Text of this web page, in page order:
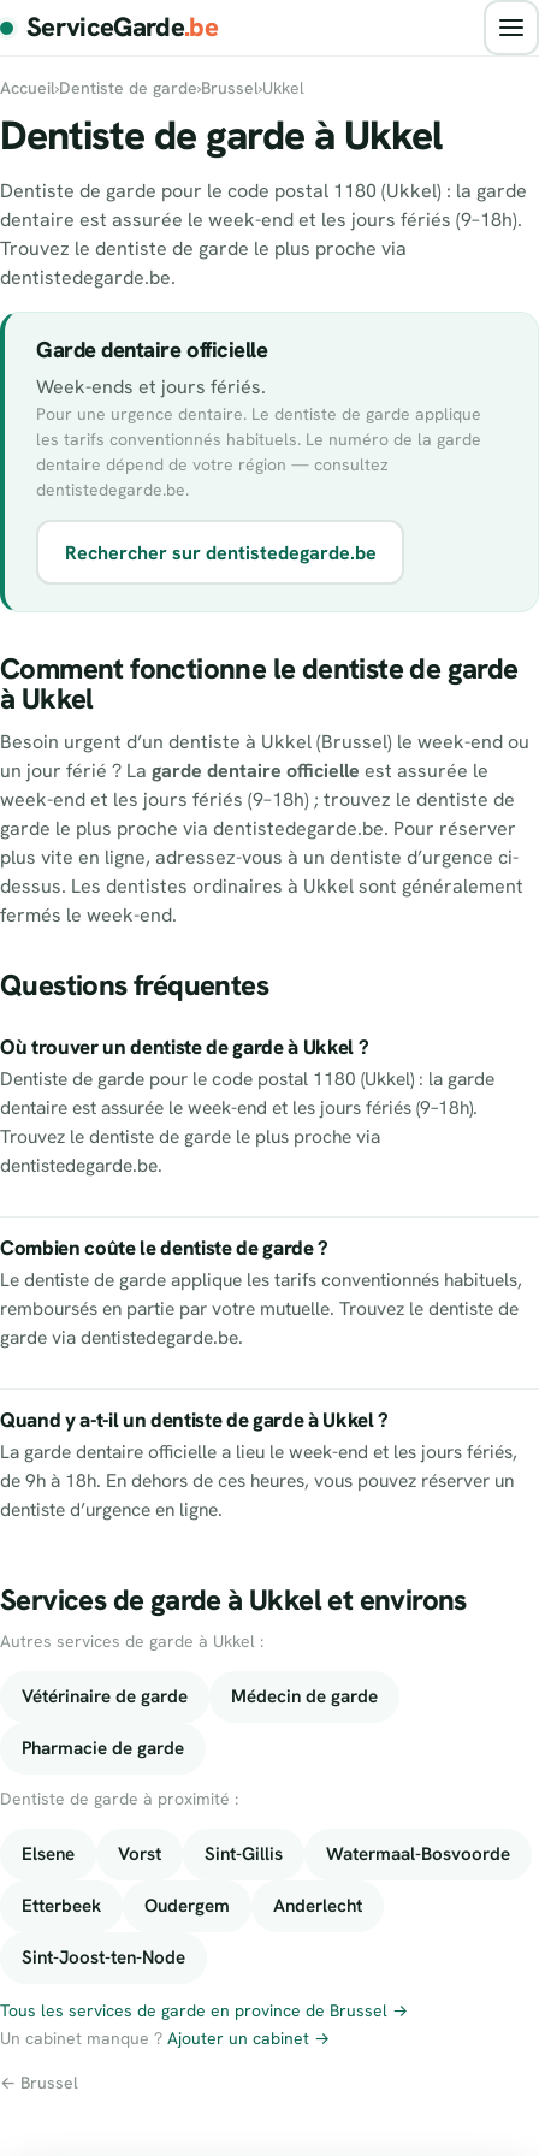
ServiceGarde.be
Accueil›Dentiste de garde›Brussel›Ukkel
Dentiste de garde à Ukkel
Dentiste de garde pour le code postal 1180 (Ukkel) : la garde
dentaire est assurée le week-end et les jours fériés (9–18h).
Trouvez le dentiste de garde le plus proche via
dentistedegarde.be.
Garde dentaire officielle
Week-ends et jours fériés.
Pour une urgence dentaire. Le dentiste de garde applique
les tarifs conventionnés habituels. Le numéro de la garde
dentaire dépend de votre région — consultez
dentistedegarde.be.
Rechercher sur dentistedegarde.be
Comment fonctionne le dentiste de garde
à Ukkel
Besoin urgent d’un dentiste à Ukkel (Brussel) le week-end ou
un jour férié ? La garde dentaire officielle est assurée le
week-end et les jours fériés (9–18h) ; trouvez le dentiste de
garde le plus proche via dentistedegarde.be. Pour réserver
plus vite en ligne, adressez-vous à un dentiste d’urgence ci-
dessus. Les dentistes ordinaires à Ukkel sont généralement
fermés le week-end.
Questions fréquentes
Où trouver un dentiste de garde à Ukkel ?
Dentiste de garde pour le code postal 1180 (Ukkel) : la garde
dentaire est assurée le week-end et les jours fériés (9–18h).
Trouvez le dentiste de garde le plus proche via
dentistedegarde.be.
Combien coûte le dentiste de garde ?
Le dentiste de garde applique les tarifs conventionnés habituels,
remboursés en partie par votre mutuelle. Trouvez le dentiste de
garde via dentistedegarde.be.
Quand y a-t-il un dentiste de garde à Ukkel ?
La garde dentaire officielle a lieu le week-end et les jours fériés,
de 9h à 18h. En dehors de ces heures, vous pouvez réserver un
dentiste d’urgence en ligne.
Services de garde à Ukkel et environs
Autres services de garde à Ukkel :
Vétérinaire de garde Médecin de garde
Pharmacie de garde
Dentiste de garde à proximité :
Elsene Vorst Sint-Gillis Watermaal-Bosvoorde
Etterbeek Oudergem Anderlecht
Sint-Joost-ten-Node
Tous les services de garde en province de Brussel →
Un cabinet manque ? Ajouter un cabinet →
← Brussel